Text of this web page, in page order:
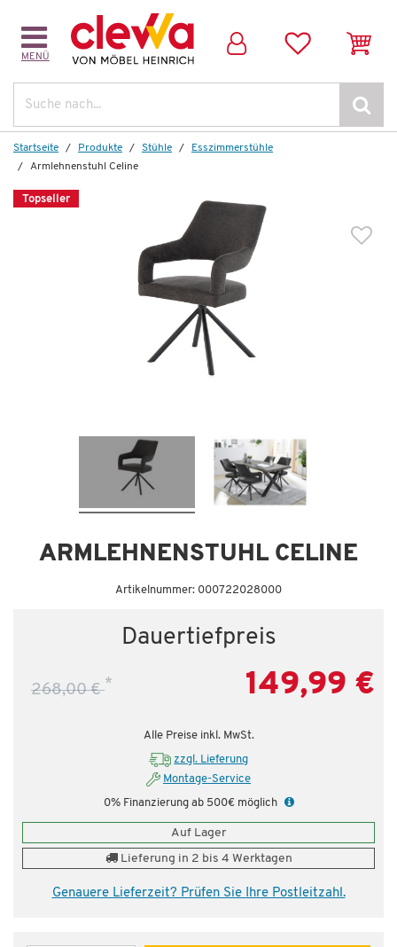
MENÜ
Startseite Produkte Stühle
Esszimmerstühle
Armlehnenstuhl Celine
Topseller
ARMLEHNENSTUHL CELINE
Artikelnummer: 000722028000
Dauertiefpreis
268,00 €* 149,99 €
Alle Preise inkl. MwSt.
zzgl. Lieferung
Montage-Service
0% Finanzierung ab 500€ möglich
Auf Lager
Lieferung in 2 bis 4 Werktagen
Genauere Lieferzeit? Prüfen Sie Ihre Postleitzahl.
Dazu passende Artikel:
Topseller
Auf Lager
Esstisch
Meisterwerk 2
614,00 € *
349,99 €